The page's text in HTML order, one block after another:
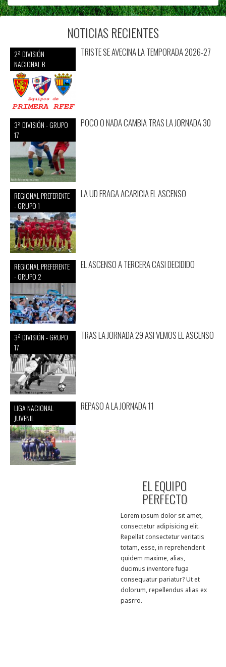
NOTICIAS RECIENTES
2ª DIVISIÓN
NACIONAL B
TRISTE SE AVECINA LA TEMPORADA 2026-27
3ª DIVISIÓN - GRUPO
17
POCO O NADA CAMBIA TRAS LA JORNADA 30
REGIONAL PREFERENTE
- GRUPO 1
LA UD FRAGA ACARICIA EL ASCENSO
REGIONAL PREFERENTE
- GRUPO 2
EL ASCENSO A TERCERA CASI DECIDIDO
3ª DIVISIÓN - GRUPO
17
TRAS LA JORNADA 29 ASI VEMOS EL ASCENSO
LIGA NACIONAL
JUVENIL
REPASO A LA JORNADA 11
EL EQUIPO
PERFECTO
Lorem ipsum dolor sit amet,
consectetur adipisicing elit.
Repellat consectetur veritatis
totam, esse, in reprehenderit
quidem maxime, alias,
ducimus inventore fuga
consequatur pariatur? Ut et
dolorum, repellendus alias ex
pasrro.